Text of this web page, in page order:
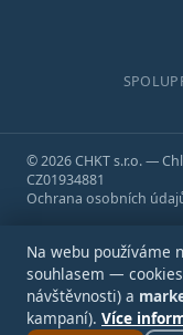
© 2026 CHKT s.r.o. —
CZ01934881
Ochrana osobních
Na webu používáme
souhlasem — cookies
návštěvnosti) a
kampaní). Více